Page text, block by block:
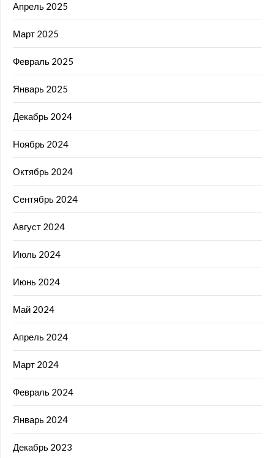
Апрель 2025
Март 2025
Февраль 2025
Январь 2025
Декабрь 2024
Ноябрь 2024
Октябрь 2024
Сентябрь 2024
Август 2024
Июль 2024
Июнь 2024
Май 2024
Апрель 2024
Март 2024
Февраль 2024
Январь 2024
Декабрь 2023